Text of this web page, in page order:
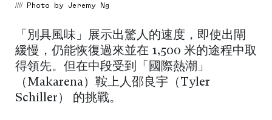
//// Photo by Jeremy Ng
「別具風味」展示出驚人的速度，即使出閘
緩慢，仍能恢復過來並在 1,500 米的途程中取
得領先。但在中段受到「國際熱潮」
（Makarena）鞍上人邵良宇（Tyler
Schiller） 的挑戰。